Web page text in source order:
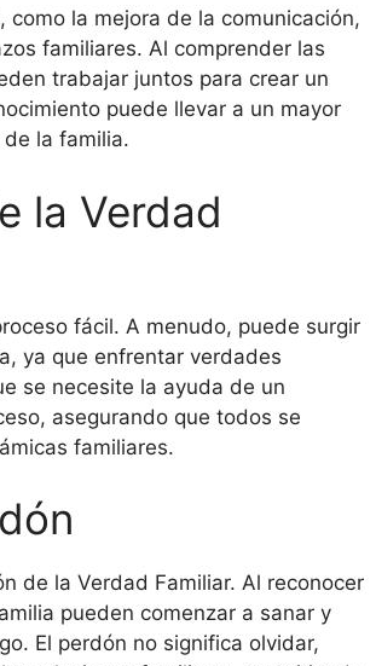
la mejora de la comunicación,
familiares. Al comprender las
trabajar juntos para crear un
puede llevar a un mayor
la familia.
la Verdad
fácil. A menudo, puede surgir
ya que enfrentar verdades
se necesite la ayuda de un
asegurando que todos se
familiares.
de la Verdad Familiar. Al reconocer
pueden comenzar a sanar y
El perdón no significa olvidar,